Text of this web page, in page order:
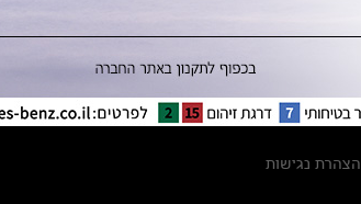
הצהרת נגישות